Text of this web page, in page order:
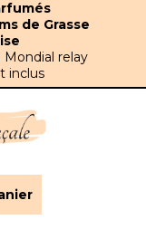
de Grasse
Mondial relay
inclus